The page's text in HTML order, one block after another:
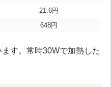
21.6円
648円
す。常時30Wで加熱した